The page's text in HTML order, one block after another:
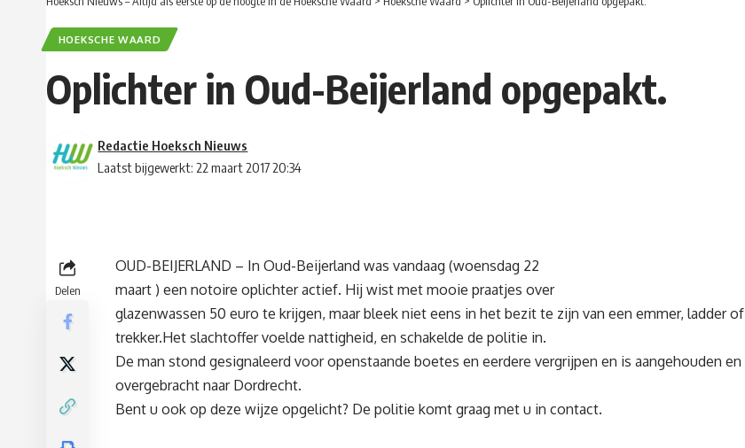
HOEKSCHE WAARD
Oplichter in Oud-Beijerland opgepakt.
Laatst bijgewerkt: 22 maart 2017 20:34
Redactie Hoeksch Nieuws
Delen
OUD-BEIJERLAND – In Oud-Beijerland was vandaag (woensdag 22
maart ) een notoire oplichter actief. Hij wist met mooie praatjes over
glazenwassen 50 euro te krijgen, maar bleek niet eens in het bezit te zijn van een emmer, ladder of
trekker.Het slachtoffer voelde nattigheid, en schakelde de politie in.
De man stond gesignaleerd voor openstaande boetes en eerdere vergrijpen en is aangehouden en
overgebracht naar Dordrecht.
Bent u ook op deze wijze opgelicht? De politie komt graag met u in contact.